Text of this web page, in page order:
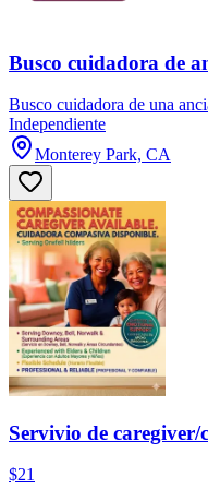
Busco cuidadora de
Busco cuidadora de una
Independiente
Monterey Park, CA
Servivio de
$21